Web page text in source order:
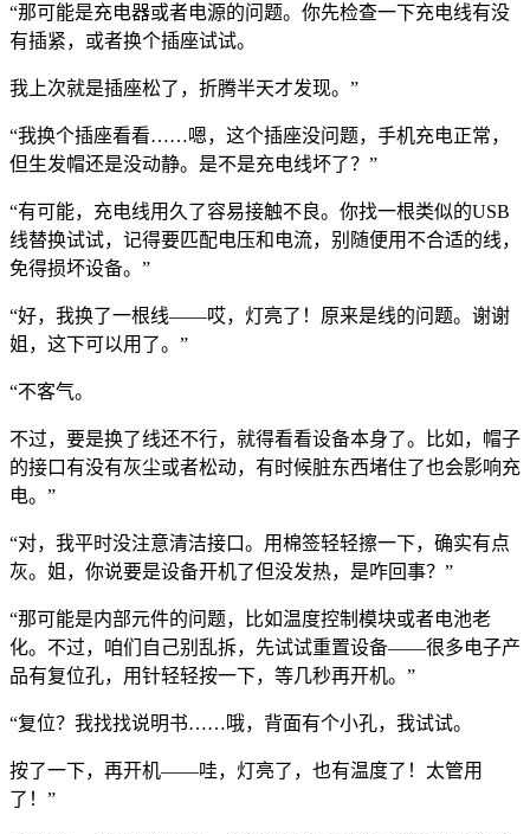
“那可能是充电器或者电源的问题。你先检查一下充电线有没
有插紧，或者换个插座试试。
我上次就是插座松了，折腾半天才发现。”
“我换个插座看看……嗯，这个插座没问题，手机充电正常，
但生发帽还是没动静。是不是充电线坏了？”
“有可能，充电线用久了容易接触不良。你找一根类似的USB
线替换试试，记得要匹配电压和电流，别随便用不合适的线，
免得损坏设备。”
“好，我换了一根线——哎，灯亮了！原来是线的问题。谢谢
姐，这下可以用了。”
“不客气。
不过，要是换了线还不行，就得看看设备本身了。比如，帽子
的接口有没有灰尘或者松动，有时候脏东西堵住了也会影响充
电。”
“对，我平时没注意清洁接口。用棉签轻轻擦一下，确实有点
灰。姐，你说要是设备开机了但没发热，是咋回事？”
“那可能是内部元件的问题，比如温度控制模块或者电池老
化。不过，咱们自己别乱拆，先试试重置设备——很多电子产
品有复位孔，用针轻轻按一下，等几秒再开机。”
“复位？我找找说明书……哦，背面有个小孔，我试试。
按了一下，再开机——哇，灯亮了，也有温度了！太管用
了！”